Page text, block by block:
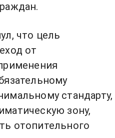
что цель
от
стандарту,
зону,
отопительного